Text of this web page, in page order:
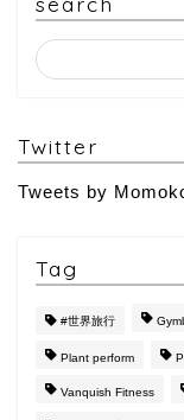
Twitter
Tweets by
Tag
#世界旅行
Plant perform
Vanquish Fitness